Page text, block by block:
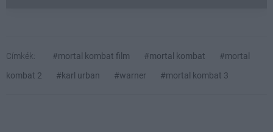
Címkék: #mortal kombat film #mortal kombat
#mortal
kombat 2
#karl urban #warner #mortal kombat 3